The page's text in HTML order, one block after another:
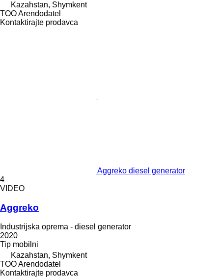
Kazahstan, Shymkent
TOO Arendodatel
Kontaktirajte prodavca
Aggreko diesel generator
4
VIDEO
Aggreko
Industrijska oprema - diesel generator
2020
Tip mobilni
Kazahstan, Shymkent
TOO Arendodatel
Kontaktirajte prodavca